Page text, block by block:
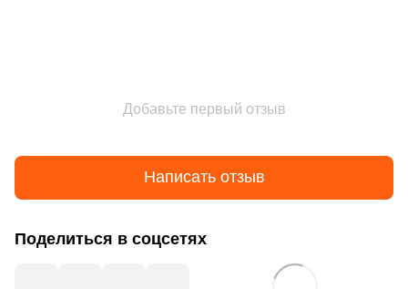
Добавьте первый отзыв
Написать отзыв
Поделиться в соцсетях